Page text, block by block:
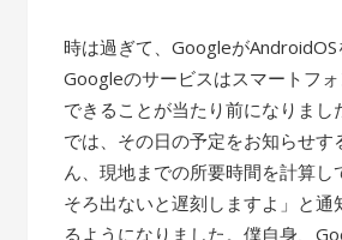
時は過ぎて、GoogleがAndroidOS
Googleのサービスはスマートフ
できることが当たり前になりまし
では、その日の予定をお知らせす
ん、現地までの所要時間を計算し
そろ出ないと遅刻しますよ」と通
るようになりました。僕自身、